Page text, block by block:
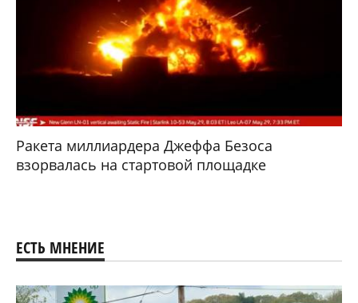
Ракета миллиардера Джеффа Безоса
взорвалась на стартовой площадке
ЕСТЬ МНЕНИЕ